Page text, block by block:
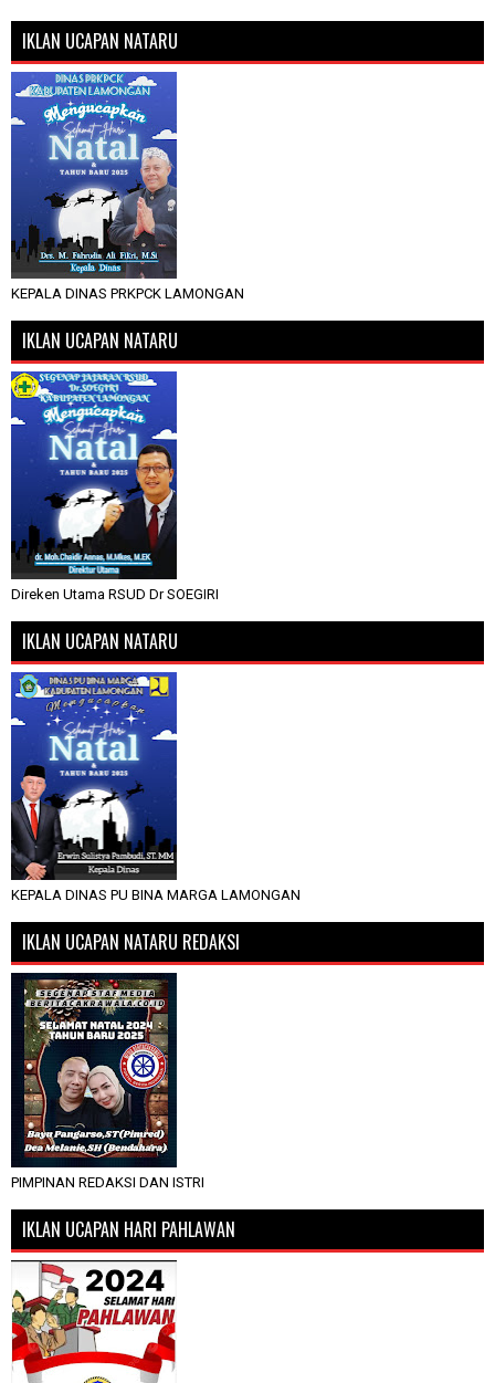
IKLAN UCAPAN NATARU
KEPALA DINAS PRKPCK LAMONGAN
IKLAN UCAPAN NATARU
Direken Utama RSUD Dr SOEGIRI
IKLAN UCAPAN NATARU
KEPALA DINAS PU BINA MARGA LAMONGAN
IKLAN UCAPAN NATARU REDAKSI
PIMPINAN REDAKSI DAN ISTRI
IKLAN UCAPAN HARI PAHLAWAN